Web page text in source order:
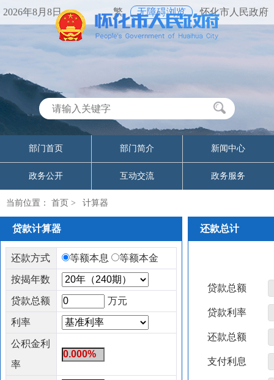
2026年8月8日 繁 无障碍浏览 怀化市人民政府
部门首页 部门简介 新闻中心
政务公开 互动交流 政务服务
当前位置： 首页 > 计算器
贷款计算器
还款方式 等额本息 等额本金
按揭年数
贷款总额 万元
利率
公积金利
率
还款总计
贷款总额
贷款利率
还款总额
支付利息